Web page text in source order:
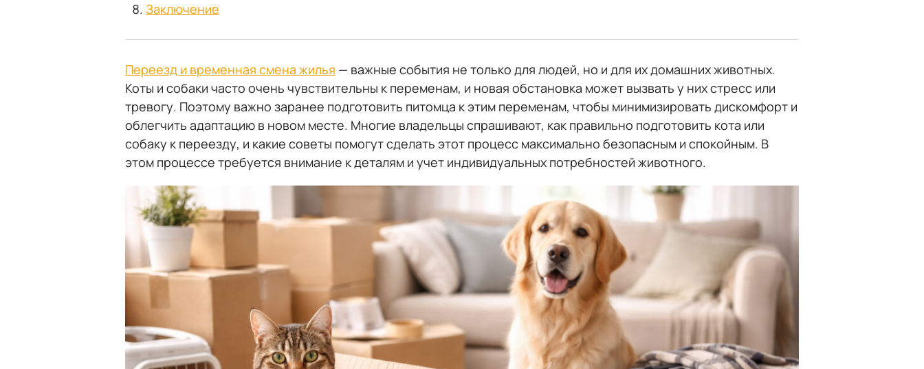
Заключение
Переезд и временная смена жилья — важные события не только для людей, но и для их домашних животных.
Коты и собаки часто очень чувствительны к переменам, и новая обстановка может вызвать у них стресс или
тревогу. Поэтому важно заранее подготовить питомца к этим переменам, чтобы минимизировать дискомфорт и
облегчить адаптацию в новом месте. Многие владельцы спрашивают, как правильно подготовить кота или
собаку к переезду, и какие советы помогут сделать этот процесс максимально безопасным и спокойным. В
этом процессе требуется внимание к деталям и учет индивидуальных потребностей животного.